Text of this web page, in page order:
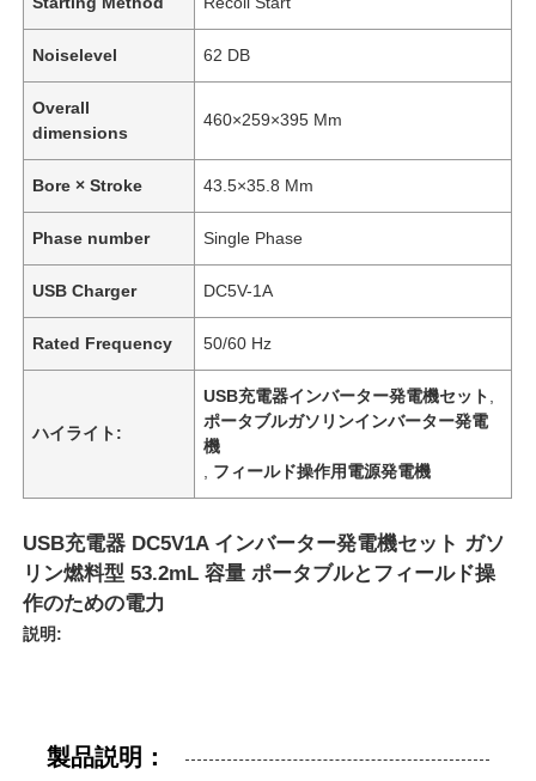
Noiselevel 62 DB
Overall
dimensions
460×259×395 Mm
Bore × Stroke 43.5×35.8 Mm
Phase number Single Phase
USB Charger DC5V-1A
Rated Frequency 50/60 Hz
ハイライト:
USB充電器インバーター発電機セット
ポータブルガソリンインバーター発電
機
フィールド操作用電源発電機
USB充電器 DC5V1A インバーター発電機セット ガソ
リン燃料型 53.2mL 容量 ポータブルとフィールド操
作のための電力
説明:
製品説明：